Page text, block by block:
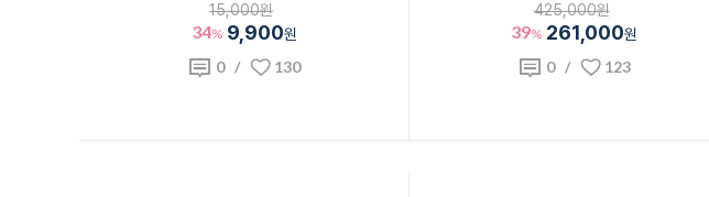
15,000원
34% 9,900원
0/ 130
425,000원
39% 261,000원
0/ 123